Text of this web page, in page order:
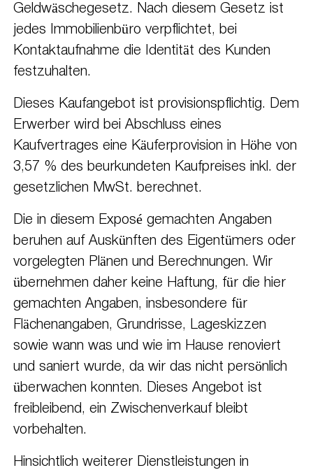
Geldwäschegesetz. Nach diesem Gesetz ist
jedes Immobilienbüro verpflichtet, bei
Kontaktaufnahme die Identität des Kunden
festzuhalten.
Dieses Kaufangebot ist provisionspflichtig. Dem
Erwerber wird bei Abschluss eines
Kaufvertrages eine Käuferprovision in Höhe von
3,57 % des beurkundeten Kaufpreises inkl. der
gesetzlichen MwSt. berechnet.
Die in diesem Exposé gemachten Angaben
beruhen auf Auskünften des Eigentümers oder
vorgelegten Plänen und Berechnungen. Wir
übernehmen daher keine Haftung, für die hier
gemachten Angaben, insbesondere für
Flächenangaben, Grundrisse, Lageskizzen
sowie wann was und wie im Hause renoviert
und saniert wurde, da wir das nicht persönlich
überwachen konnten. Dieses Angebot ist
freibleibend, ein Zwischenverkauf bleibt
vorbehalten.
Hinsichtlich weiterer Dienstleistungen in